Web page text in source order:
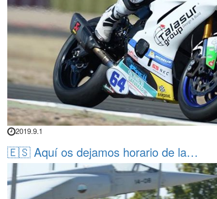
2019.9.1
🇪🇸 Aquí os dejamos horario de la…